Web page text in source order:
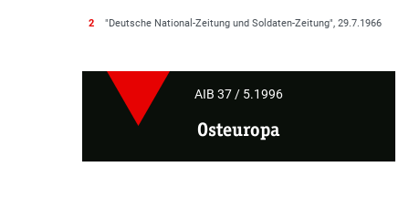
2 "Deutsche National-Zeitung und Soldaten-Zeitung", 29.7.1966
AIB 37 / 5.1996
Osteuropa